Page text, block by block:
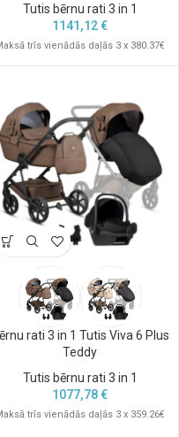
Tutis bērnu rati 3 in 1
1141,12€
trīs vienādās daļās 3 x 380.37€
rati 3 in 1 Tutis Viva 6 Plus
Teddy
Tutis bērnu rati 3 in 1
1077,78€
trīs vienādās daļās 3 x 359.26€